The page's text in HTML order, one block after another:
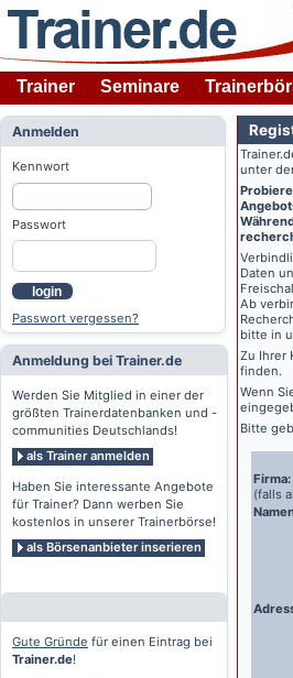
Trainer Seminare
Anmelden
Kennwort
Passwort
login
Passwort vergessen?
Anmeldung bei Trainer.de
Werden Sie Mitglied in einer der
größten Trainerdatenbanken und -
communities Deutschlands!
als Trainer anmelden
Haben Sie interessante Angebote
für Trainer? Dann werben Sie
kostenlos in unserer Trainerbörse!
als Börsenanbieter inserieren
Gute Gründe für einen Eintrag bei
Trainer.de!
unter
Daten
Ab
bitte in
Zu Ihrer
finden.
Wenn
Bitte
Firma:
(falls